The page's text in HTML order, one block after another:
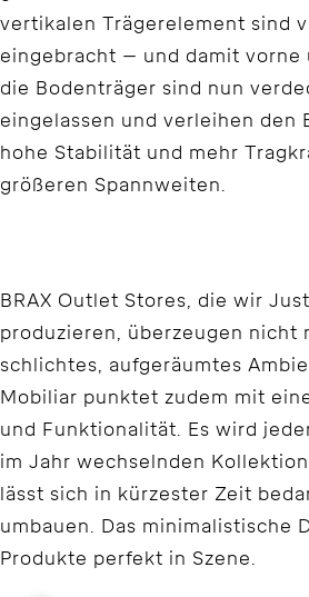
vertikalen Trägerelement sind
eingebracht – und damit vorne
die Bodenträger sind nun
eingelassen und verleihen den
hohe Stabilität und mehr
größeren Spannweiten.
BRAX Outlet Stores, die wir
produzieren, überzeugen nicht
schlichtes, aufgeräumtes
Mobiliar punktet zudem mit
und Funktionalität. Es wird
im Jahr wechselnden
lässt sich in kürzester Zeit
umbauen. Das minimalistische
Produkte perfekt in Szene.